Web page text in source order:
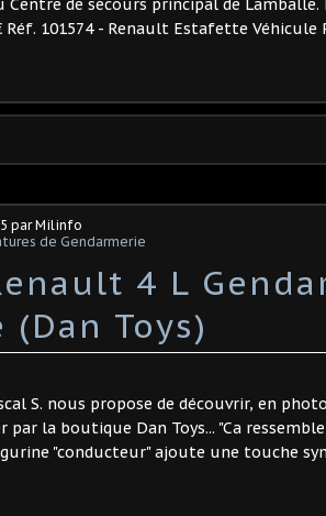
de secours principal de Lamballe.
101574 - Renault Estafette
par Milinfo
de Gendarmerie
4 L
Toys)
S. nous propose de découvrir, en
par la boutique Dan Toys... "Ca
"conducteur" ajoute une touche